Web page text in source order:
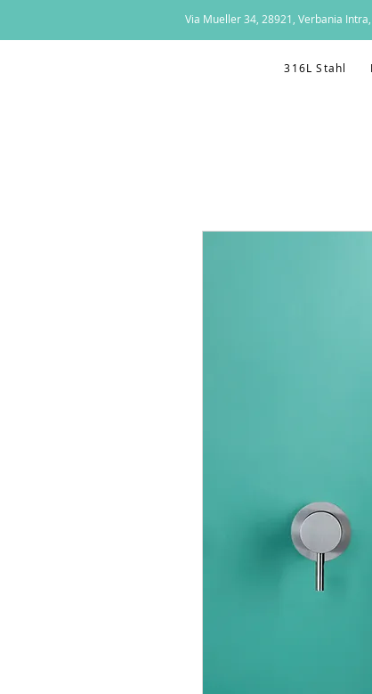
Via Mueller 34, 28921, Verbania Intra,
316L Stahl